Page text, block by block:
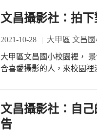
現。就如，小攝影師在校園
人的照片。所以每一個攝影
攝影師將自己看到的文昌景
練習，對於文昌校園的景
麗的照片。老師也將孩子
的作品，也自信滿滿的在
https://www.facebook.com/
103700895394079
文昌攝影社：拍
2021-10-28 大甲區 文昌
大甲區文昌國小校園裡，
合喜愛攝影的人，來校園裡
觀的再現。就如，小攝影
一張動人的照片。所以每
勵小小攝影師將自己看到
文昌攝影社：自
告